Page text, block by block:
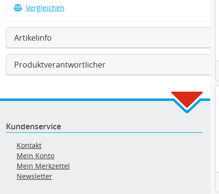
Vergleichen
Artikelinfo
Produktverantwortlicher
Kundenservice
Kontakt
Mein Konto
Mein Merkzettel
Newsletter